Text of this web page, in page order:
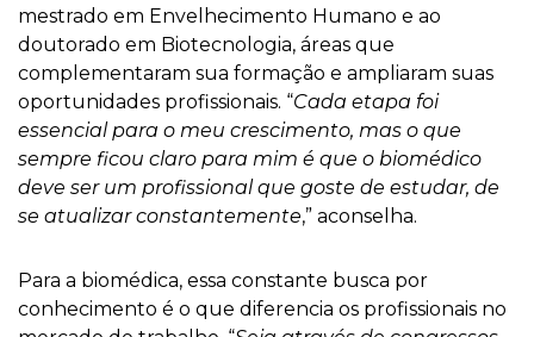
mestrado em Envelhecimento Humano e ao
doutorado em Biotecnologia, áreas que
complementaram sua formação e ampliaram suas
oportunidades profissionais. “Cada etapa foi
essencial para o meu crescimento, mas o que
sempre ficou claro para mim é que o biomédico
deve ser um profissional que goste de estudar, de
se atualizar constantemente,” aconselha.
Para a biomédica, essa constante busca por
conhecimento é o que diferencia os profissionais no